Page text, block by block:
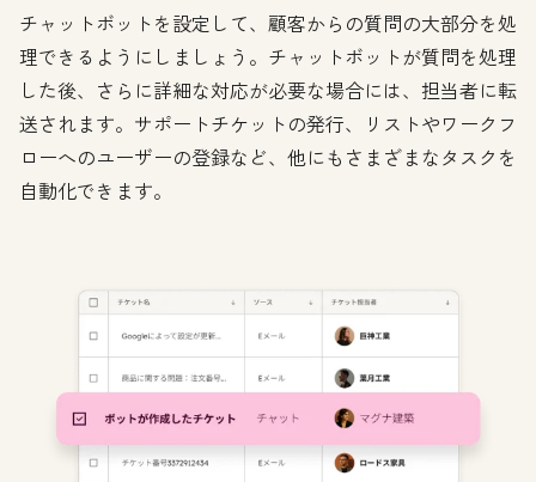
チャットボットを設定して、顧客からの質問の大部分を処
理できるようにしましょう。チャットボットが質問を処理
した後、さらに詳細な対応が必要な場合には、担当者に転
送されます。サポートチケットの発行、リストやワークフ
ローへのユーザーの登録など、他にもさまざまなタスクを
自動化できます。